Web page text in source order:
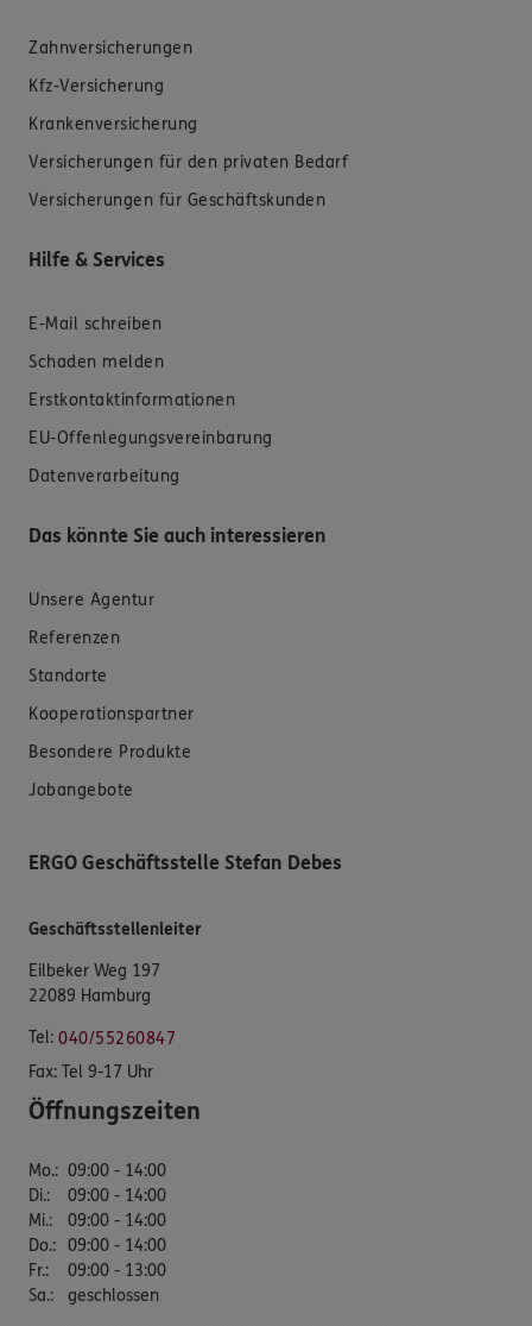
Zahnversicherungen
Kfz-Versicherung
Krankenversicherung
Versicherungen für den privaten Bedarf
Versicherungen für Geschäftskunden
Hilfe & Services
E-Mail schreiben
Schaden melden
Erstkontaktinformationen
EU-Offenlegungsvereinbarung
Datenverarbeitung
Das könnte Sie auch interessieren
Unsere Agentur
Referenzen
Standorte
Kooperationspartner
Besondere Produkte
Jobangebote
ERGO Geschäftsstelle Stefan Debes
Geschäftsstellenleiter
Eilbeker Weg 197
22089 Hamburg
Tel: 040/55260847
Fax: Tel 9-17 Uhr
Öffnungszeiten
Mo.: 09:00 - 14:00
Di.:
09:00 - 14:00
Mi.:
09:00 - 14:00
Do.: 09:00 - 14:00
Fr.:
09:00 - 13:00
Sa.: geschlossen